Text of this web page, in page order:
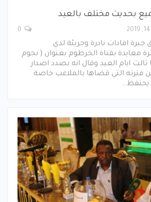
بحديث مختلف بالعيد
جبرة افادات نادرة وجريئة لدي
معايدة بقناة الخرطوم بعنوان ( نجوم
ايام العيد وقال انه بصدد اصدار
فترته التي قضاها بالملاعب خاصة
يحتفظ…